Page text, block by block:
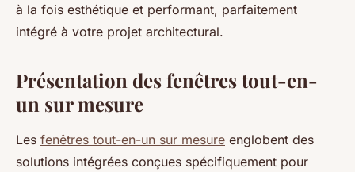
à la fois esthétique et performant, parfaitement
intégré à votre projet architectural.
Présentation des fenêtres tout-en-
un sur mesure
Les fenêtres tout-en-un sur mesure englobent des
solutions intégrées conçues spécifiquement pour